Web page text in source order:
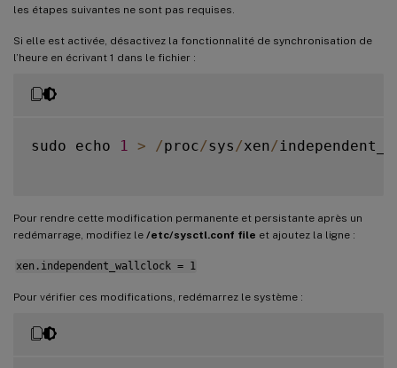
les étapes suivantes ne sont pas requises.
Si elle est activée, désactivez la fonctionnalité de synchronisation de
l’heure en écrivant 1 dans le fichier :
sudo echo 1 > /proc/sys /xen/
Pour rendre cette modification permanente et persistante après un
redémarrage, modifiez le /etc/sysctl.conf file et ajoutez la ligne :
xen.independent_wallclock = 1
Pour vérifier ces modifications, redémarrez le système :